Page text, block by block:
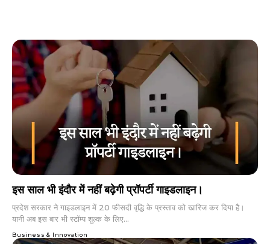
इस साल भी इंदौर में नहीं बढ़ेगी प्रॉपर्टी गाइडलाइन।
प्रदेश सरकार ने गाइडलाइन में 20 फीसदी वृद्धि के प्रस्ताव को खारिज कर दिया है।
यानी अब इस बार भी स्टॉम्प शुल्क के लिए...
Business & Innovation